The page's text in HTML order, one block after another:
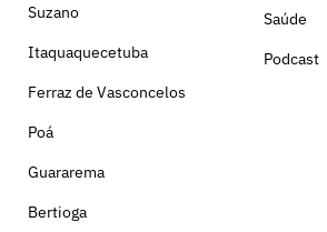
Suzano
Itaquaquecetuba
Ferraz de Vasconcelos
Poá
Guararema
Bertioga
Saúde
Podcast